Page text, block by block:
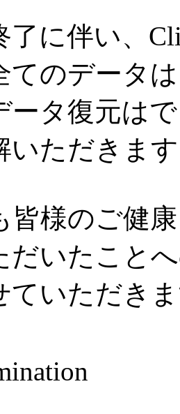
了に伴い、
てのデータ
ータ復元は
いただきま
皆様のご健
だいたこと
ていただき